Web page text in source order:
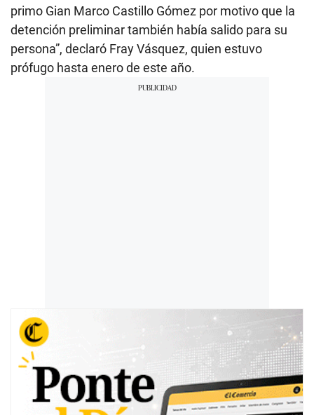
primo Gian Marco Castillo Gómez por motivo que la
detención preliminar también había salido para su
persona”, declaró Fray Vásquez, quien estuvo
prófugo hasta enero de este año.